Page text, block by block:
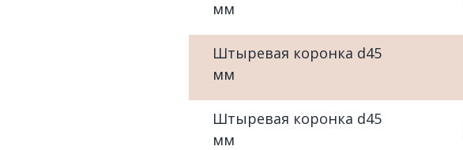
мм
Штыревая коронка d45
мм
Штыревая коронка d45
мм